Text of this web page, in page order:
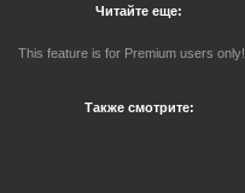
Читайте еще:
This feature is for Premium users only!
Также смотрите: